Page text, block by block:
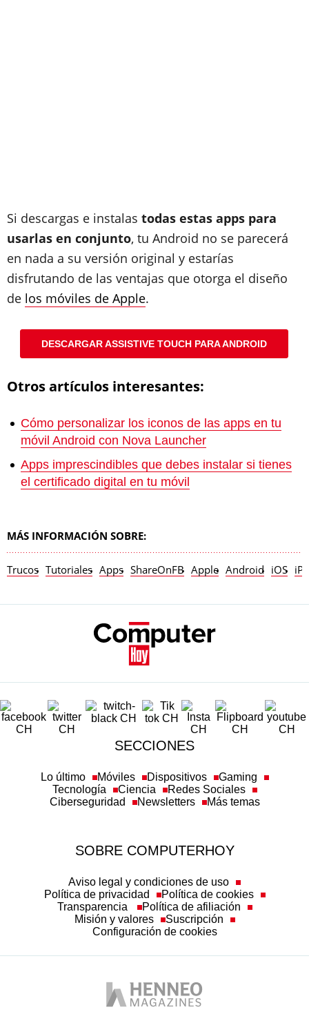
Si descargas e instalas todas estas apps para
usarlas en conjunto, tu Android no se parecerá
en nada a su versión original y estarías
disfrutando de las ventajas que otorga el diseño
de los móviles de Apple.
DESCARGAR ASSISTIVE TOUCH PARA ANDROID
Otros artículos interesantes:
Cómo personalizar los iconos de las apps en tu
móvil Android con Nova Launcher
Apps imprescindibles que debes instalar si tienes
el certificado digital en tu móvil
MÁS INFORMACIÓN SOBRE:
Trucos Tutoriales Apps ShareOnFB Apple Android iOS
SECCIONES
Lo último Móviles Dispositivos
Gaming
Tecnología
Ciencia
Redes Sociales
Ciberseguridad
Newsletters Más temas
SOBRE COMPUTERHOY
Aviso legal y condiciones de uso
Política de privacidad
Política de cookies
Transparencia
Política de afiliación
Misión y valores
Suscripción
Configuración de cookies